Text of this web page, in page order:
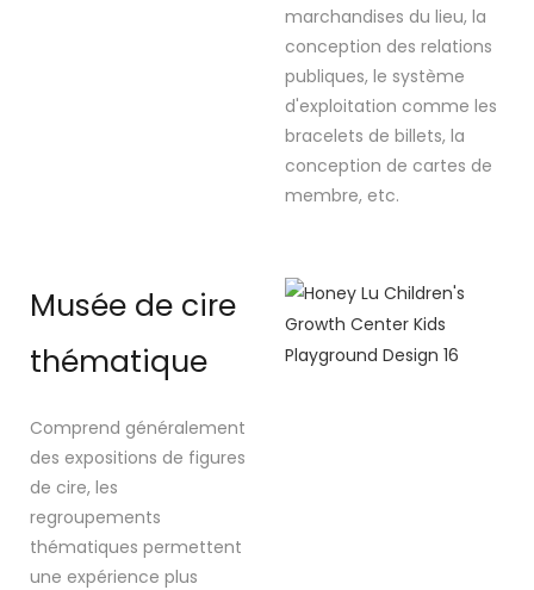
marchandises du lieu, la
conception des relations
publiques, le système
d'exploitation comme les
bracelets de billets, la
conception de cartes de
membre, etc.
Musée de cire
thématique
Comprend généralement
des expositions de figures
de cire, les
regroupements
thématiques permettent
une expérience plus